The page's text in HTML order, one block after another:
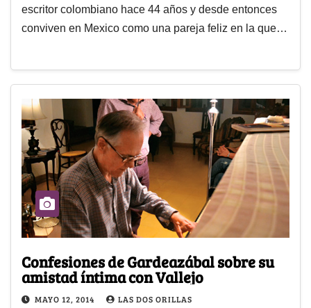
escritor colombiano hace 44 años y desde entonces
conviven en Mexico como una pareja feliz en la que…
Confesiones de Gardeazábal sobre su
amistad íntima con Vallejo
MAYO 12, 2014 LAS DOS ORILLAS